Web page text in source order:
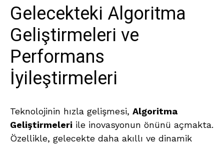
Gelecekteki Algoritma
Geliştirmeleri ve
Performans
İyileştirmeleri
Teknolojinin hızla gelişmesi, Algoritma
Geliştirmeleri ile inovasyonun önünü açmakta.
Özellikle, gelecekte daha akıllı ve dinamik